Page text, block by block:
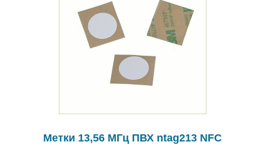
Метки 13,56 МГц ПВХ ntag213 NFC